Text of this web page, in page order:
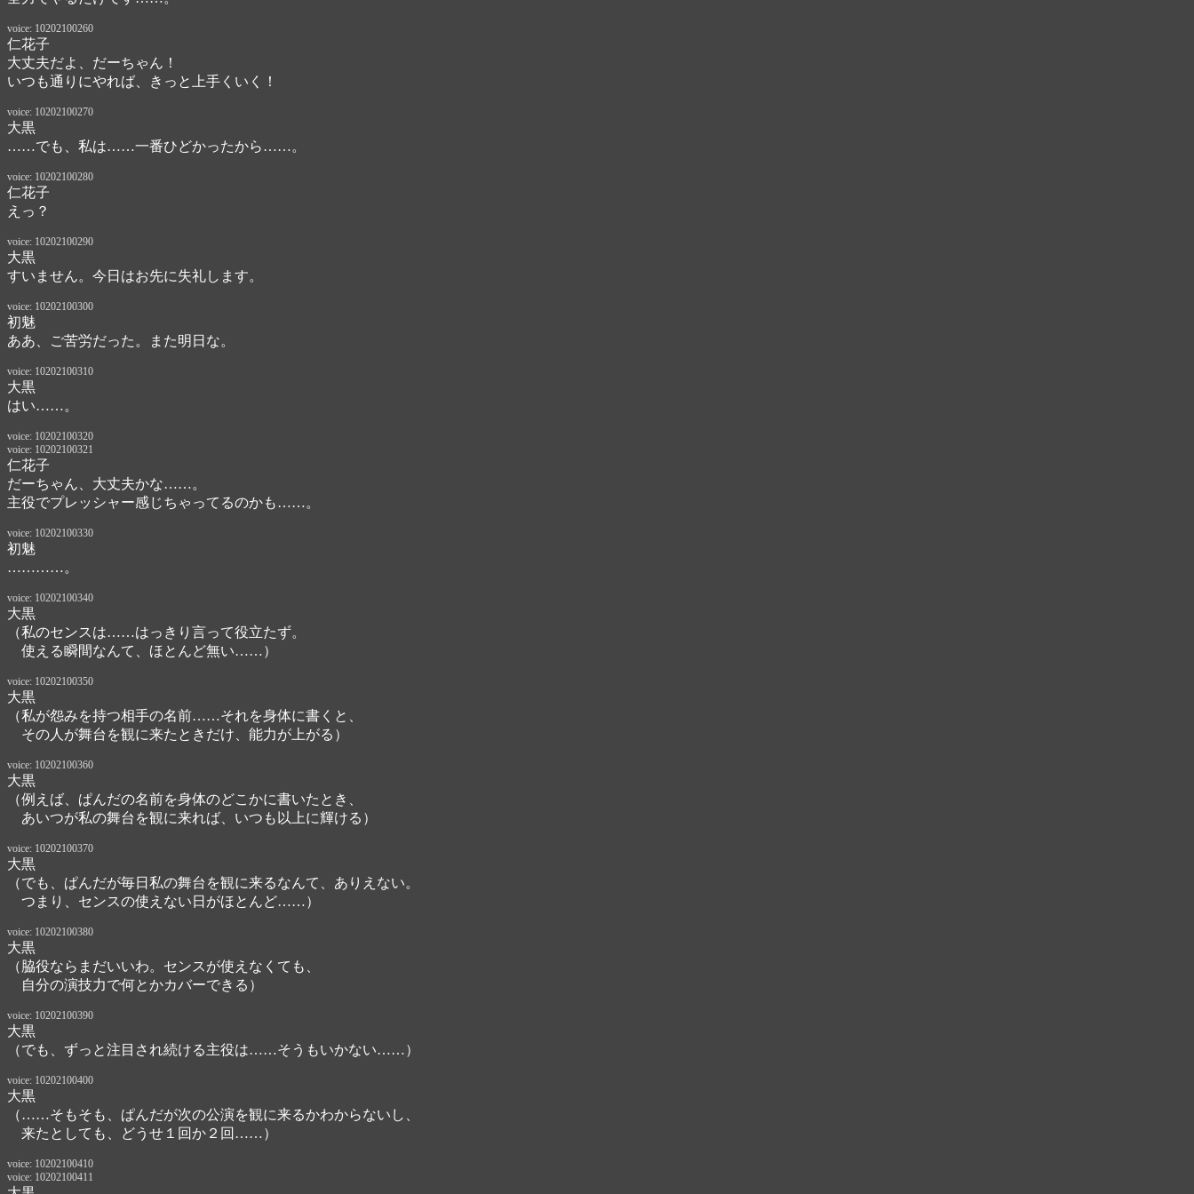
voice: 10202100260
仁花子
大丈夫だよ、だーちゃん！
いつも通りにやれば、きっと上手くいく！
voice: 10202100270
大黒
……でも、私は……一番ひどかったから……。
voice: 10202100280
仁花子
えっ？
voice: 10202100290
大黒
すいません。今日はお先に失礼します。
voice: 10202100300
初魅
ああ、ご苦労だった。また明日な。
voice: 10202100310
大黒
はい……。
voice: 10202100320
voice: 10202100321
仁花子
だーちゃん、大丈夫かな……。
主役でプレッシャー感じちゃってるのかも……。
voice: 10202100330
初魅
…………。
voice: 10202100340
大黒
（私のセンスは……はっきり言って役立たず。
使える瞬間なんて、ほとんど無い……）
voice: 10202100350
大黒
（私が怨みを持つ相手の名前……それを身体に書くと、
その人が舞台を観に来たときだけ、能力が上がる）
voice: 10202100360
大黒
（例えば、ぱんだの名前を身体のどこかに書いたとき、
あいつが私の舞台を観に来れば、いつも以上に輝ける）
voice: 10202100370
大黒
（でも、ぱんだが毎日私の舞台を観に来るなんて、ありえない。
つまり、センスの使えない日がほとんど……）
voice: 10202100380
大黒
（脇役ならまだいいわ。センスが使えなくても、
自分の演技力で何とかカバーできる）
voice: 10202100390
大黒
（でも、ずっと注目され続ける主役は……そうもいかない……）
voice: 10202100400
大黒
（……そもそも、ぱんだが次の公演を観に来るかわからないし、
来たとしても、どうせ１回か２回……）
voice: 10202100410
voice: 10202100411